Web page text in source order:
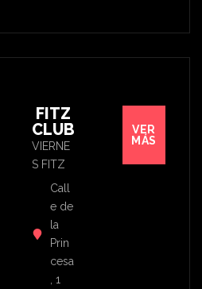
FITZ
CLUB
VIERNE
S FITZ
Call
e de
la
Prin
cesa
, 1
VER
MÁS